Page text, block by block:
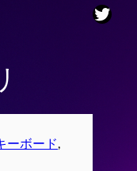
ーボード